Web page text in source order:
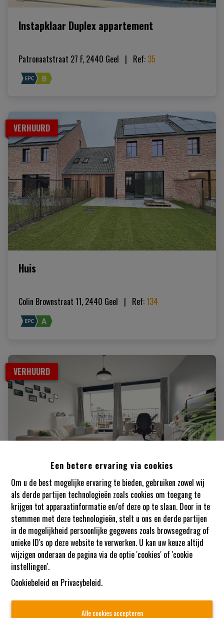
Een betere ervaring via cookies
Om u de best mogelijke ervaring te bieden, gebruiken zowel wij
als derde partijen technologieën zoals cookies om toegang te
krijgen tot apparaatinformatie en/of deze op te slaan. Door in te
stemmen met deze technologieën, stelt u ons en derde partijen
in de mogelijkheid persoonlijke gegevens zoals browsegedrag of
unieke ID's op deze website te verwerken. U kan uw keuze altijd
wijzigen onderaan de pagina via de optie 'cookies' of 'cookie
instellingen'.
Cookiebeleid en Privacybeleid.
Alle cookies accepteren
Instapklaar Duplex appartement
Patronaatstraat 27 F, 2440 Geel | Ref: 35
VERHUURD
Huis
Colin Brownstraat 11, 2440 Geel | Ref: 134
VERHUURD
Geel - Modern appartement met terras en
carport
Rijn 68 3, 2440 Geel | Ref: 128